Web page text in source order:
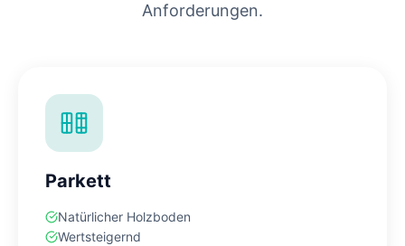
Anforderungen.
Parkett
Natürlicher Holzboden
Wertsteigernd